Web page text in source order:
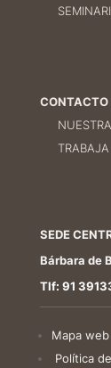
CONTACTO
SEDE
Bárbara de
Tlf: 91
Mapa web
Política